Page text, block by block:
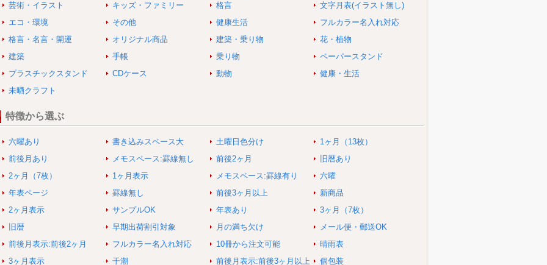
芸術・イラスト
キッズ・ファミリー 格言
文字月表(イラスト無し)
エコ・環境
その他 健康生活
フルカラー名入れ対応
格言・名言・開運
オリジナル商品 建築・乗り物
花・植物
建築
手帳 乗り物
ペーパースタンド
プラスチックスタンド
CDケース 動物
健康・生活
未晒クラフト
特徴から選ぶ
六曜あり 書き込みスペース大 土曜日色分け
1ヶ月（13枚）
前後月あり
メモスペース:罫線無し 前後2ヶ月
旧暦あり
2ヶ月（7枚）
1ヶ月表示 メモスペース:罫線有り
六曜
年表ページ
罫線無し 前後3ヶ月以上
新商品
2ヶ月表示
サンプルOK 年表あり
3ヶ月（7枚）
旧暦
早期出荷割引対象 月の満ち欠け
メール便・郵送OK
前後月表示:前後2ヶ月
フルカラー名入れ対応 10冊から注文可能
晴雨表
3ヶ月表示
干潮 前後月表示:前後3ヶ月以上
個包装